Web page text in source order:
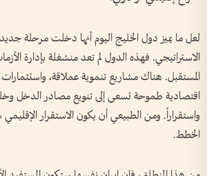
لعل ما يميز دول الخليج اليوم أنها دخلت مرحلة
الاستراتيجي. فهذه الدول لم تعد منشغلة بإدارة
المستقبل. هناك مشاريع تنموية عملاقة، واستثمارات
اقتصادية طموحة تسعى إلى تنويع مصادر الدخل
واستقراراً. ومن الطبيعي أن يكون الاستقرار
الخطط.